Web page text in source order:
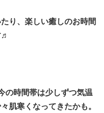
り、楽しい癒しのお時間
♬
の時間帯は少しずつ気温
肌寒くなってきたかも。